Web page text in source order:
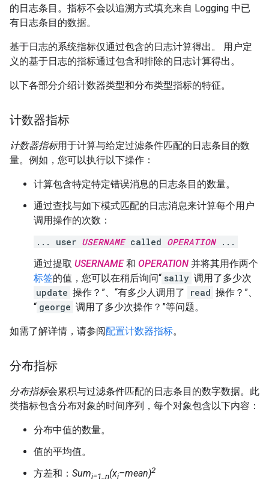
的日志条目。指标不会以追溯方式填充来自 Logging 中已
有日志条目的数据。
基于日志的系统指标仅通过包含的日志计算得出。 用户定
义的基于日志的指标通过包含和排除的日志计算得出。
以下各部分介绍计数器类型和分布类型指标的特征。
计数器指标
计数器指标用于计算与给定过滤条件匹配的日志条目的数
量。例如，您可以执行以下操作：
计算包含特定特定错误消息的日志条目的数量。
通过查找与如下模式匹配的日志消息来计算每个用户
调用操作的次数：
... user USERNAMEcalled OPERATION...
通过提取 USERNAME和 OPERATION 并将其用作两个
标签的值，您可以在稍后询问“ sally 调用了多少次
update 操作？”、“有多少人调用了 read 操作？”、
“ george 调用了多少次操作？”等问题。
如需了解详情，请参阅配置计数器指标。
分布指标
分布指标会累积与过滤条件匹配的日志条目的数字数据。此
类指标包含分布对象的时间序列，每个对象包含以下内容：
分布中值的数量。
值的平均值。
方差和： Sumi=1..n(xi–mean)2